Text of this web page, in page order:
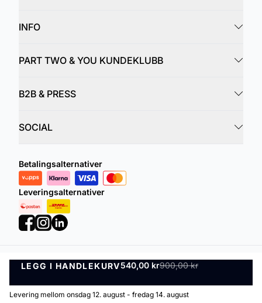
LEGG I HANDLEKURV540,00 kr900,00 kr
LEGG I HANDLEKURV
Levering mellom onsdag 12. august - fredag 14. august
INFO
PART TWO & YOU KUNDEKLUBB
B2B & PRESS
SOCIAL
Betalingsalternativer
Leveringsalternativer
Personvernregler Vilkår og betingelser
©DK Company Online AS 2026